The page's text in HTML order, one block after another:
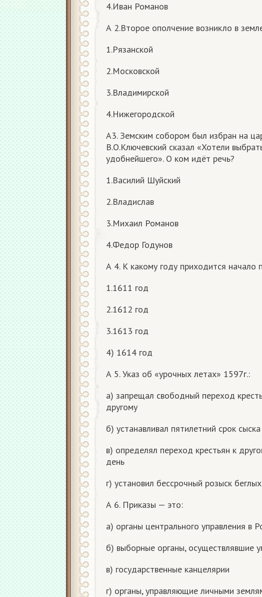
4.Иван Романов
А 2.Второе ополчение возникло в
1.Рязанской
2.Московской
3.Владимирской
4.Нижегородской
А3. Земским собором был избран на
В.О.Ключевский сказал «Хотели
удобнейшего». О ком идёт речь?
1.Василий Шуйский
2.Владислав
3.Михаил Романов
4.Федор Годунов
А 4. К какому году приходится начало
1.1611 год
2.1612 год
3.1613 год
4) 1614 год
А 5. Указ об «урочных летах» 1597г.:
а) запрещал свободный переход
другому
б) устанавливал пятилетний срок
в) определял переход крестьян к
день
г) установил бессрочный розыск
А 6. Приказы — это:
а) органы центрального управления в
б) выборные органы, осуществлявшие
в) государственные канцелярии
г) органы, управляющие личными